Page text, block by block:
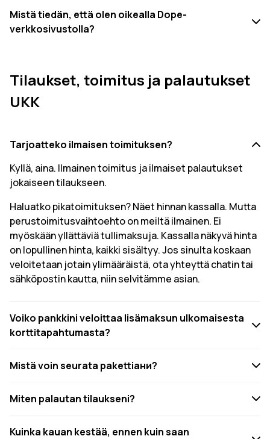
Mistä tiedän, että olen oikealla Dope-
verkkosivustolla?
Tilaukset, toimitus ja palautukset
UKK
Tarjoatteko ilmaisen toimituksen?
Kyllä, aina. Ilmainen toimitus ja ilmaiset palautukset
jokaiseen tilaukseen.
Haluatko pikatoimituksen? Näet hinnan kassalla. Mutta
perustoimitusvaihtoehto on meiltä ilmainen. Ei
myöskään yllättäviä tullimaksuja. Kassalla näkyvä hinta
on lopullinen hinta, kaikki sisältyy. Jos sinulta koskaan
veloitetaan jotain ylimääräistä, ota yhteyttä chatin tai
sähköpostin kautta, niin selvitämme asian.
Voiko pankkini veloittaa lisämaksun ulkomaisesta
korttitapahtumasta?
Mistä voin seurata pakettiани?
Miten palautan tilaukseni?
Kuinka kauan kestää, ennen kuin saan